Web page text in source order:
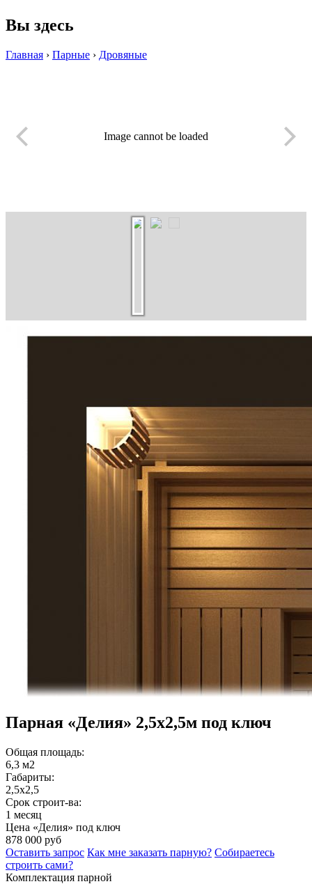
Вы здесь
Главная › Парные › Дровяные
Image cannot be loaded
Парная «Делия» 2,5х2,5м под ключ
Общая площадь:
6,3 м2
Габариты:
2,5х2,5
Срок строит-ва:
1 месяц
Цена «Делия» под ключ
878 000 руб
Оставить запрос Как мне заказать парную? Собираетесь
строить сами?
Комплектация парной